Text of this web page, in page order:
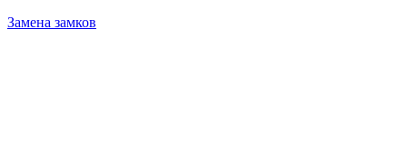
Замена замков